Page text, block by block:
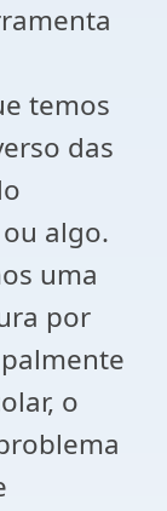
temos
das
algo.
uma
por
o